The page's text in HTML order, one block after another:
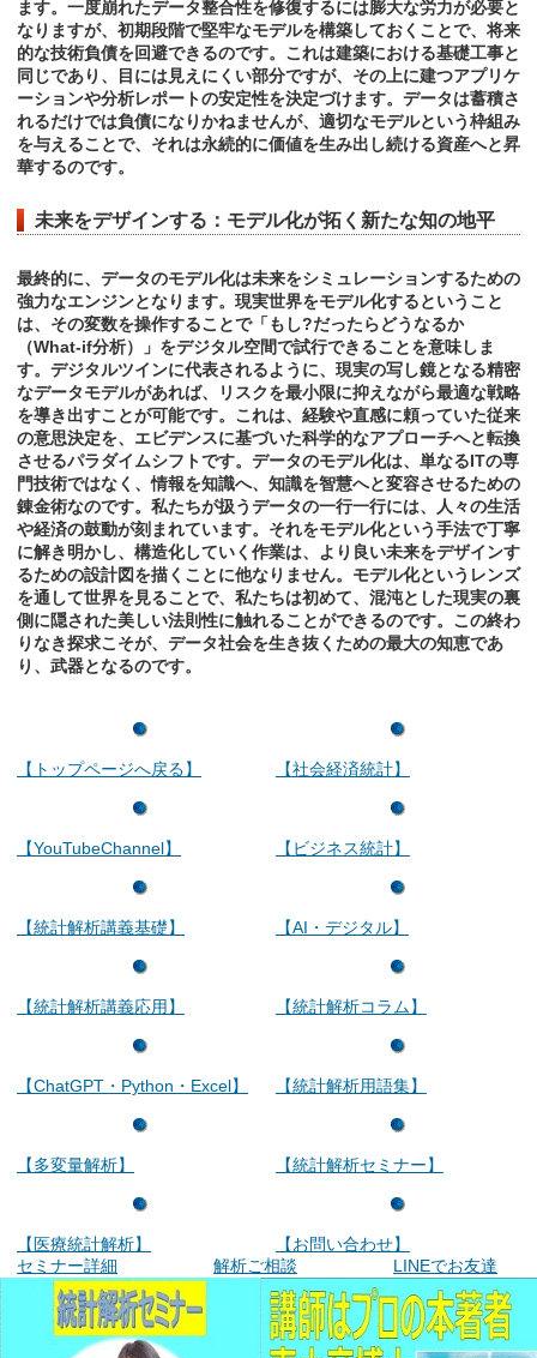
ます。一度崩れたデータ整合性を修復するには膨大な労力が必要と
なりますが、初期段階で堅牢なモデルを構築しておくことで、将来
的な技術負債を回避できるのです。これは建築における基礎工事と
同じであり、目には見えにくい部分ですが、その上に建つアプリケ
ーションや分析レポートの安定性を決定づけます。データは蓄積さ
れるだけでは負債になりかねませんが、適切なモデルという枠組み
を与えることで、それは永続的に価値を生み出し続ける資産へと昇
華するのです。
未来をデザインする：モデル化が拓く新たな知の地平
最終的に、データのモデル化は未来をシミュレーションするための
強力なエンジンとなります。現実世界をモデル化するということ
は、その変数を操作することで「もし?だったらどうなるか
（What-if分析）」をデジタル空間で試行できることを意味しま
す。デジタルツインに代表されるように、現実の写し鏡となる精密
なデータモデルがあれば、リスクを最小限に抑えながら最適な戦略
を導き出すことが可能です。これは、経験や直感に頼っていた従来
の意思決定を、エビデンスに基づいた科学的なアプローチへと転換
させるパラダイムシフトです。データのモデル化は、単なるITの専
門技術ではなく、情報を知識へ、知識を智慧へと変容させるための
錬金術なのです。私たちが扱うデータの一行一行には、人々の生活
や経済の鼓動が刻まれています。それをモデル化という手法で丁寧
に解き明かし、構造化していく作業は、より良い未来をデザインす
るための設計図を描くことに他なりません。モデル化というレンズ
を通して世界を見ることで、私たちは初めて、混沌とした現実の裏
側に隠された美しい法則性に触れることができるのです。この終わ
りなき探求こそが、データ社会を生き抜くための最大の知恵であ
り、武器となるのです。
【トップページへ戻る】
【YouTubeChannel】
【統計解析講義基礎】
【統計解析講義応用】
【ChatGPT・Python・Excel】
【多変量解析】
【医療統計解析】
【社会経済統計】
【ビジネス統計】
【AI・デジタル】
【統計解析コラム】
【統計解析用語集】
【統計解析セミナー】
【お問い合わせ】
セミナー詳細
解析ご相談 LINEでお友達